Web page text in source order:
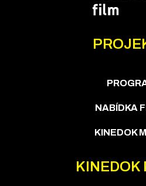
NABÍDKA
KINEDOK
KINEDOK